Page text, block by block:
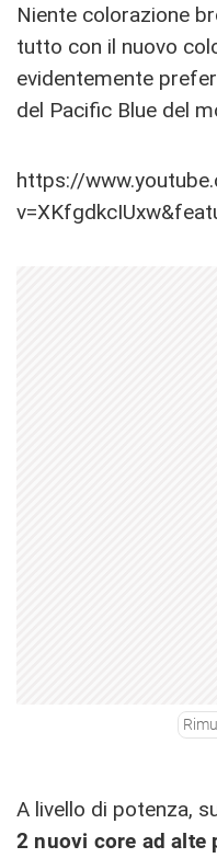
Niente colorazione
tutto con il nuovo
evidentemente
del Pacific Blue del
https://
A livello di potenza,
2 nuovi core ad alte